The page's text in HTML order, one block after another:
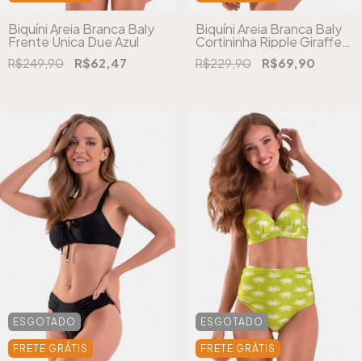
Biquíni Areia Branca Baly
Frente Única Due Azul
R$249,90 R$62,47
Biquíni Areia Branca Baly
Cortininha Ripple Giraffe
Rosa
R$229,90 R$69,90
ESGOTADO
FRETE GRÁTIS
ESGOTADO
FRETE GRÁTIS